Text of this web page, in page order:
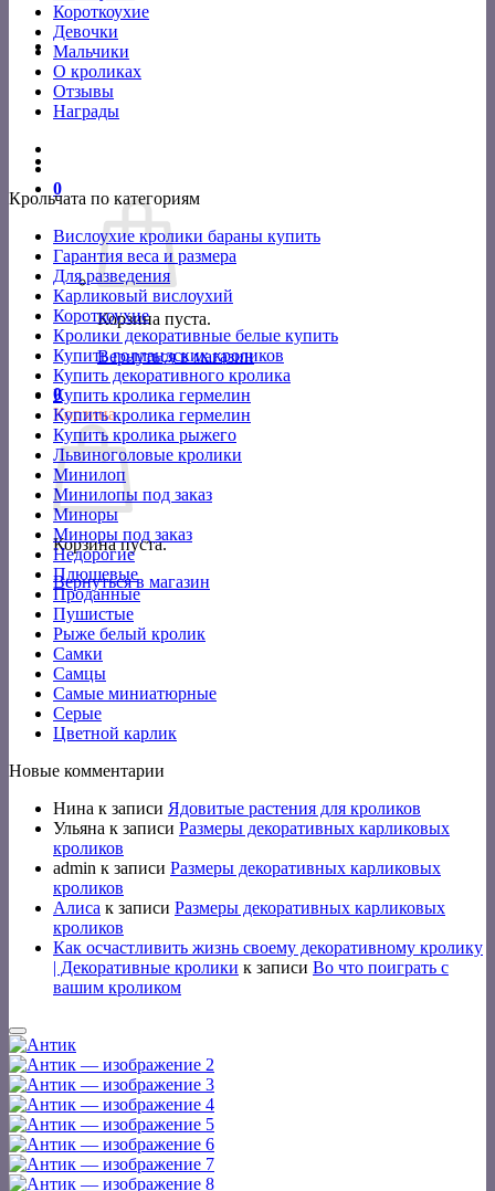
Короткоухие
Девочки
Мальчики
О кроликах
Отзывы
Награды
0
Корзина пуста.
Вернуться в магазин
0
Корзина
Корзина пуста.
Вернуться в магазин
Крольчата по категориям
Вислоухие кролики бараны купить
Гарантия веса и размера
Для разведения
Карликовый вислоухий
Короткоухие
Кролики декоративные белые купить
Купить голландских кроликов
Купить декоративного кролика
Купить кролика гермелин
Купить кролика гермелин
Купить кролика рыжего
Львиноголовые кролики
Минилоп
Минилопы под заказ
Миноры
Миноры под заказ
Недорогие
Плюшевые
Проданные
Пушистые
Рыже белый кролик
Самки
Самцы
Самые миниатюрные
Серые
Цветной карлик
Новые комментарии
Нина к записи Ядовитые растения для кроликов
Ульяна к записи Размеры декоративных карликовых
кроликов
admin к записи Размеры декоративных карликовых
кроликов
Алиса к записи Размеры декоративных карликовых
кроликов
Как осчастливить жизнь своему декоративному кролику
| Декоративные кролики к записи Во что поиграть с
вашим кроликом